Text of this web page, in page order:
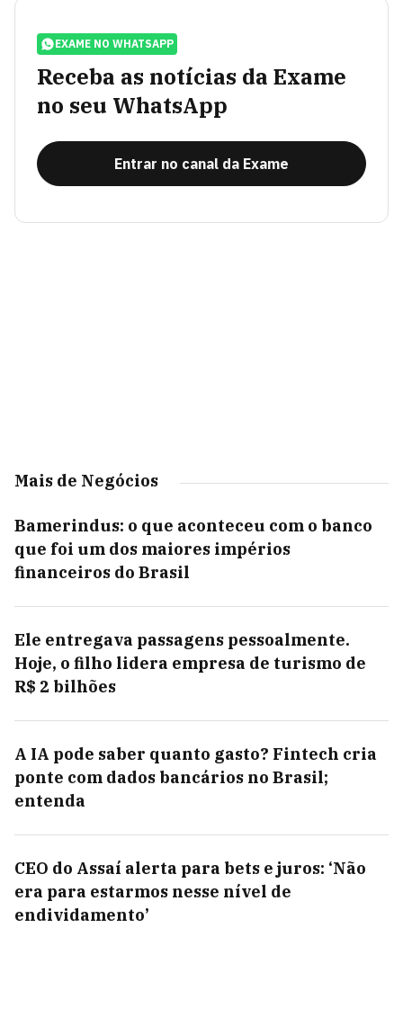
EXAME NO WHATSAPP
Receba as notícias da Exame
no seu WhatsApp
Entrar no canal da Exame
Mais de Negócios
Bamerindus: o que aconteceu com o banco
que foi um dos maiores impérios
financeiros do Brasil
Ele entregava passagens pessoalmente.
Hoje, o filho lidera empresa de turismo de
R$ 2 bilhões
A IA pode saber quanto gasto? Fintech cria
ponte com dados bancários no Brasil;
entenda
CEO do Assaí alerta para bets e juros: ‘Não
era para estarmos nesse nível de
endividamento’